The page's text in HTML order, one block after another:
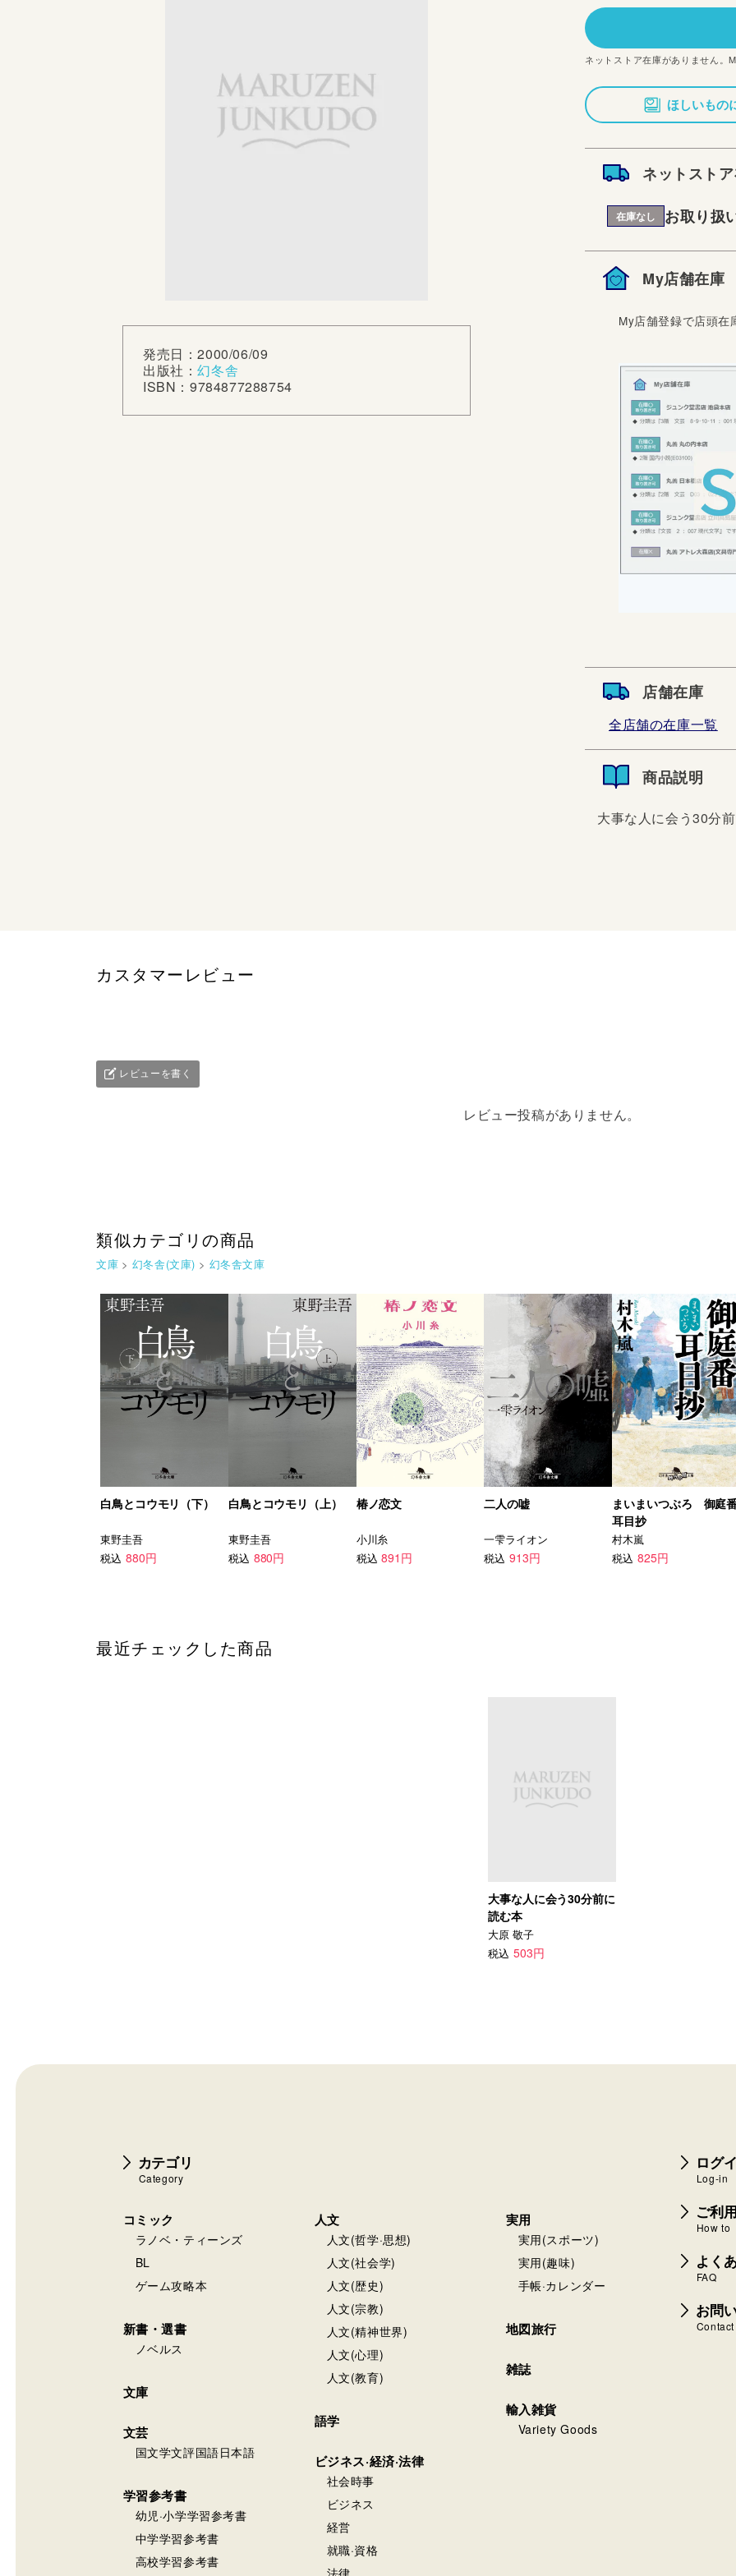
発売日：2000/06/09
出版社：幻冬舎
ISBN：9784877288754
価
格
ネットストア在庫がありません。
ほしいもの
ネットスト
在庫なし お取り扱
My店舗在庫
My店舗登録で店頭
店舗在庫
全店舗の在庫一覧
商品説明
大事な人に会う30分
カスタマーレビュー
レビューを書く
レビュー投稿がありません。
類似カテゴリの商品
文庫 > 幻冬舎(文庫) > 幻冬舎文庫
白鳥とコウモリ（下）
東野圭吾
税込 880円
白鳥とコウモリ（上）
東野圭吾
税込 880円
椿ノ恋文
小川糸
税込 891円
二人の嘘
一雫ライオン
税込 913円
まいまいつぶろ 御庭
耳目抄
村木嵐
税込 825円
最近チェックした商品
大事な人に会う30分前に
読む本
大原 敬子
税込 503円
カテゴリ
Category
コミック
ラノベ・ティーンズ
BL
ゲーム攻略本
新書・選書
ノベルス
文庫
文芸
国文学文評国語日本語
学習参考書
幼児·小学学習参考書
中学学習参考書
高校学習参考書
人文
人文(哲学·思想)
人文(社会学)
人文(歴史)
人文(宗教)
人文(精神世界)
人文(心理)
人文(教育)
語学
ビジネス·経済·法律
社会時事
ビジネス
経営
就職·資格
法律
実用
実用(スポーツ)
実用(趣味)
手帳·カレンダー
地図旅行
雑誌
輸入雑貨
Variety Goods
ログ
Log-in
ご利
How to
よく
FAQ
お問
Contact